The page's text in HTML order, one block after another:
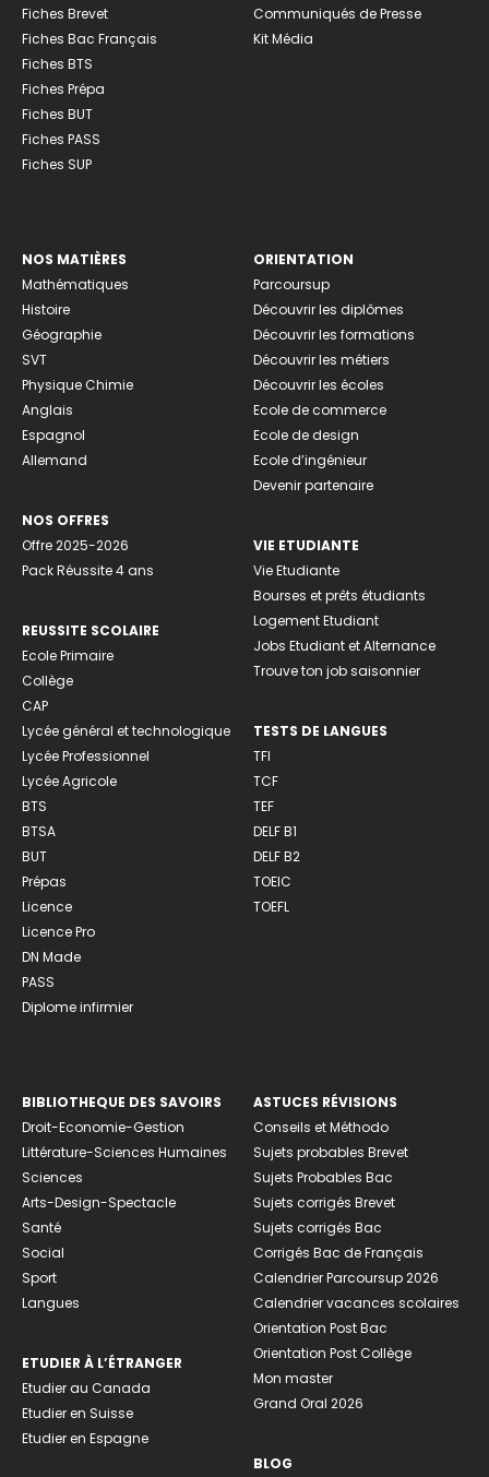
Fiches Brevet
Fiches Bac Français
Fiches BTS
Fiches Prépa
Fiches BUT
Fiches PASS
Fiches SUP
Communiqués de Presse
Kit Média
NOS MATIÈRES
Mathématiques
Histoire
Géographie
SVT
Physique Chimie
Anglais
Espagnol
Allemand
NOS OFFRES
Offre 2025-2026
Pack Réussite 4 ans
REUSSITE SCOLAIRE
Ecole Primaire
Collège
CAP
Lycée général et technologique
Lycée Professionnel
Lycée Agricole
BTS
BTSA
BUT
Prépas
Licence
Licence Pro
DN Made
PASS
Diplome infirmier
ORIENTATION
Parcoursup
Découvrir les diplômes
Découvrir les formations
Découvrir les métiers
Découvrir les écoles
Ecole de commerce
Ecole de design
Ecole d’ingénieur
Devenir partenaire
VIE ETUDIANTE
Vie Etudiante
Bourses et prêts étudiants
Logement Etudiant
Jobs Etudiant et Alternance
Trouve ton job saisonnier
TESTS DE LANGUES
TFI
TCF
TEF
DELF B1
DELF B2
TOEIC
TOEFL
BIBLIOTHEQUE DES SAVOIRS
Droit-Economie-Gestion
Littérature-Sciences Humaines
Sciences
Arts-Design-Spectacle
Santé
Social
Sport
Langues
ETUDIER À L’ÉTRANGER
Etudier au Canada
Etudier en Suisse
Etudier en Espagne
ASTUCES RÉVISIONS
Conseils et Méthodo
Sujets probables Brevet
Sujets Probables Bac
Sujets corrigés Brevet
Sujets corrigés Bac
Corrigés Bac de Français
Calendrier Parcoursup 2026
Calendrier vacances scolaires
Orientation Post Bac
Orientation Post Collège
Mon master
Grand Oral 2026
BLOG